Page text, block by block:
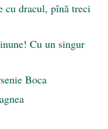
cu dracul, pînă treci
Cu un singur
Boca